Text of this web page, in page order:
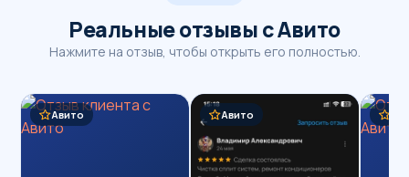
Реальные отзывы с Авито
Нажмите на отзыв, чтобы открыть его полностью.
Авито Авито